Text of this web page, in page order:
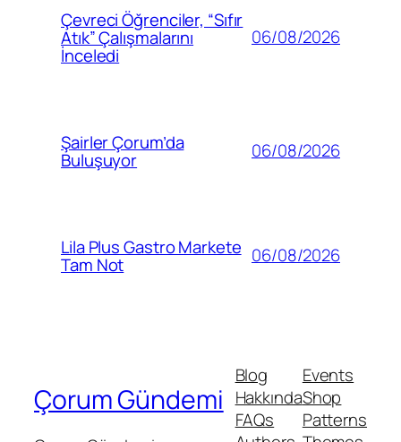
Çevreci Öğrenciler, “Sıfır
Atık” Çalışmalarını
İnceledi
06/08/2026
Şairler Çorum’da
Buluşuyor 06/08/2026
Lila Plus Gastro Markete
Tam Not 06/08/2026
Çorum Gündemi
Blog
Hakkında
FAQs
Events
Shop
Patterns